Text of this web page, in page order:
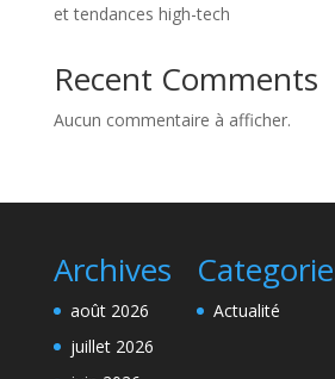
et tendances high-tech
Recent Comments
Aucun commentaire à afficher.
Archives
août 2026
juillet 2026
Actualité